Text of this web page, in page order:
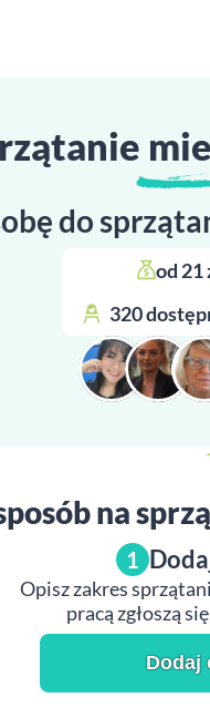
do
od 21
320
na
1
Opisz zakres
pracą zgłoszą
Dodaj